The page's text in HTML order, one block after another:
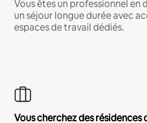
Vous êtes un professionnel en
un séjour longue durée avec
espaces de travail dédiés.
Vous cherchez des résidences